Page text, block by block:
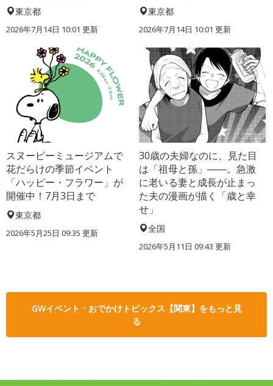
東京都
2026年7月14日 10:01 更新
東京都
2026年7月14日 10:01 更新
スヌーピーミュージアムで
花だらけの季節イベント
「ハッピー・フラワー」が
開催中！7月3日まで
東京都
2026年5月25日 09:35 更新
30歳の夫婦なのに、見た目
は「祖母と孫」――。急激
に老いる妻と成長が止まっ
た夫の漫画が描く「歳と幸
せ」
全国
2026年5月11日 09:43 更新
GWイベント・おでかけトピックス【関東】をもっと見
る